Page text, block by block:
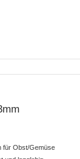
für Obst/Gemüse